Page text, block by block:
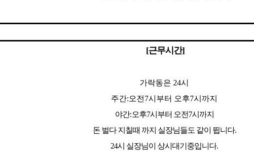
[근무시간]
가락동은 24시
주간:오전7시부터 오후7시까지
야간:오후7시부터 오전7시까지
돈 벌다 지칠때 까지 실장님들도 같이 뜁니다.
24시 실장님이 상시대기중입니다.